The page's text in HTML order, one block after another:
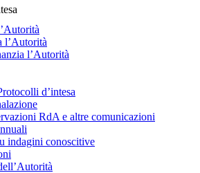
l’Autorità
l’Autorità
d’intesa
RdA e altre comunicazioni
indagini conoscitive